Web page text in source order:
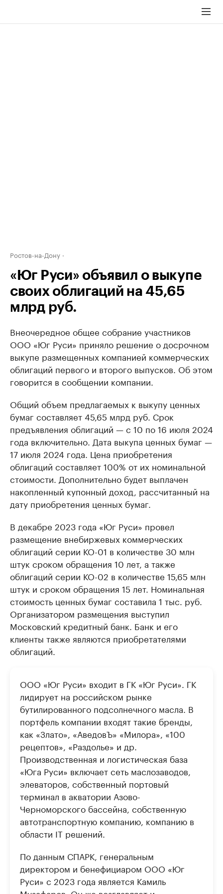
Ростов-на-Дону
«Юг Руси» объявил о выкупе
своих облигаций на 45,65
млрд руб.
Внеочередное общее собрание участников
ООО «Юг Руси» приняло решение о досрочном
выкупе размещенных компанией коммерческих
облигаций первого и второго выпусков. Об этом
говорится в сообщении компании.
Общий объем предлагаемых к выкупу ценных
бумаг составляет 45,65 млрд руб. Срок
предъявления облигаций — с 10 по 16 июля 2024
года включительно. Дата выкупа ценных бумаг —
17 июля 2024 года. Цена приобретения
облигаций составляет 100% от их номинальной
стоимости. Дополнительно будет выплачен
накопленный купонный доход, рассчитанный на
дату приобретения ценных бумаг.
В декабре 2023 года «Юг Руси» провел
размещение внебиржевых коммерческих
облигаций серии КО-01 в количестве 30 млн
штук сроком обращения 10 лет, а также
облигаций серии КО-02 в количестве 15,65 млн
штук и сроком обращения 15 лет. Номинальная
стоимость ценных бумаг составила 1 тыс. руб.
Организатором размещения выступил
Московский кредитный банк. Банк и его
клиенты также являются приобретателями
облигаций.
ООО «Юг Руси» входит в ГК «Юг Руси». ГК
лидирует на российском рынке
бутилированного подсолнечного масла. В
портфель компании входят такие бренды,
как «Злато», «АведовЪ» «Милора», «100
рецептов», «Раздолье» и др.
Производственная и логистическая база
«Юга Руси» включает сеть маслозаводов,
элеваторов, собственный портовый
терминал в акватории Азово-
Черноморского бассейна, собственную
автотранспортную компанию, компанию в
области IT решений.
По данным СПАРК, генеральным
директором и бенефициаром ООО «Юг
Руси» с 2023 года является Камиль